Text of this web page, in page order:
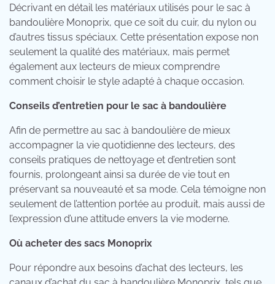
Décrivant en détail les matériaux utilisés pour le sac à
bandoulière Monoprix, que ce soit du cuir, du nylon ou
d’autres tissus spéciaux. Cette présentation expose non
seulement la qualité des matériaux, mais permet
également aux lecteurs de mieux comprendre
comment choisir le style adapté à chaque occasion.
Conseils d’entretien pour le sac à bandoulière
Afin de permettre au sac à bandoulière de mieux
accompagner la vie quotidienne des lecteurs, des
conseils pratiques de nettoyage et d’entretien sont
fournis, prolongeant ainsi sa durée de vie tout en
préservant sa nouveauté et sa mode. Cela témoigne non
seulement de l’attention portée au produit, mais aussi de
l’expression d’une attitude envers la vie moderne.
Où acheter des sacs Monoprix
Pour répondre aux besoins d’achat des lecteurs, les